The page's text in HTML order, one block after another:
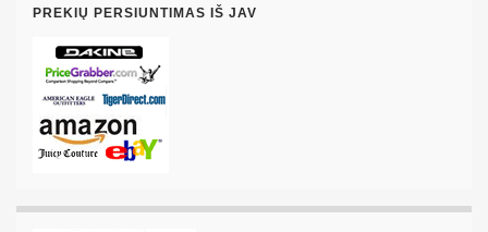
PREKIŲ PERSIUNTIMAS IŠ JAV